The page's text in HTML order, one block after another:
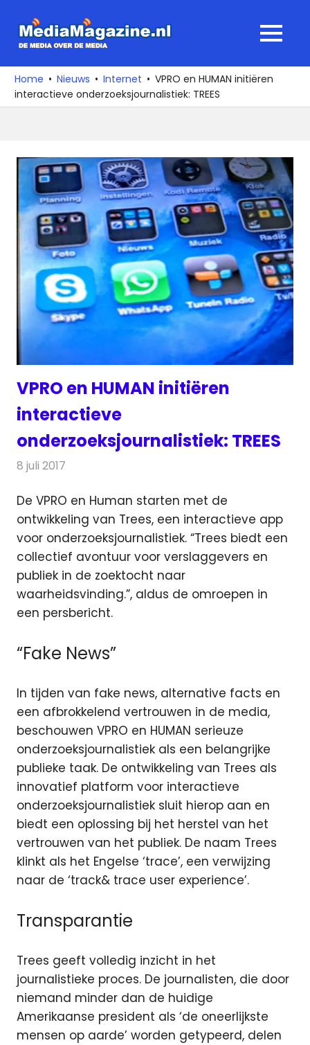
naar
media
over
de
MENU
Home Nieuws Internet
VPRO en HUMAN initiëren
interactieve onderzoeksjournalistiek: TREES
VPRO en HUMAN initiëren
interactieve
onderzoeksjournalistiek: TREES
8 juli 2017
De VPRO en Human starten met de
ontwikkeling van Trees, een interactieve app
voor onderzoeksjournalistiek. “Trees biedt een
collectief avontuur voor verslaggevers en
publiek in de zoektocht naar
waarheidsvinding.”, aldus de omroepen in
een persbericht.
“Fake News”
In tijden van fake news, alternative facts en
een afbrokkelend vertrouwen in de media,
beschouwen VPRO en HUMAN serieuze
onderzoeksjournalistiek als een belangrijke
publieke taak. De ontwikkeling van Trees als
innovatief platform voor interactieve
onderzoeksjournalistiek sluit hierop aan en
biedt een oplossing bij het herstel van het
vertrouwen van het publiek. De naam Trees
klinkt als het Engelse ‘trace’, een verwijzing
naar de ‘track& trace user experience’.
Transparantie
Trees geeft volledig inzicht in het
journalistieke proces. De journalisten, die door
niemand minder dan de huidige
Amerikaanse president als ‘de oneerlijkste
mensen op aarde’ worden getypeerd, delen